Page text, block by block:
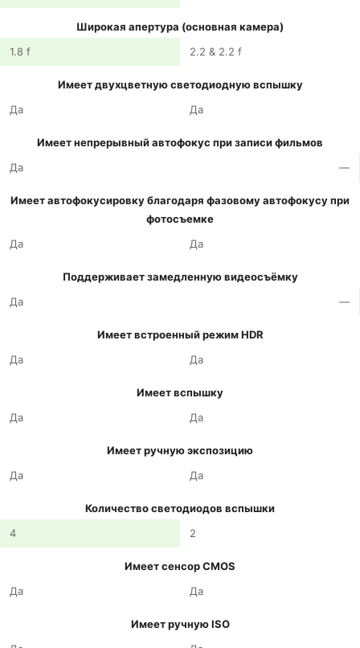
Широкая апертура (основная камера)
1.8 f
2.2 & 2.2 f
Имеет двухцветную светодиодную вспышку
Да
Да
Имеет непрерывный автофокус при записи фильмов
Да
—
Имеет автофокусировку благодаря фазовому автофокусу при
фотосъемке
Да
Да
Поддерживает замедленную видеосъёмку
Да
—
Имеет встроенный режим HDR
Да
Да
Имеет вспышку
Да
Да
Имеет ручную экспозицию
Да
Да
Количество светодиодов вспышки
4
2
Имеет сенсор CMOS
Да
Да
Имеет ручную ISO